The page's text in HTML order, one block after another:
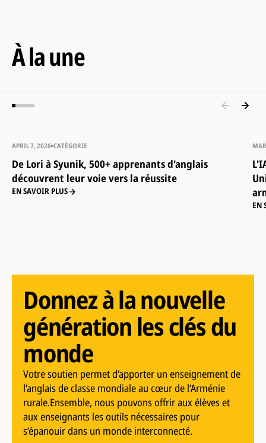
À la une
APRIL 7, 2026 CATÉGORIE
De Lori à Syunik, 500+ apprenants d'anglais
découvrent leur voie vers la réussite
EN SAVOIR PLUS
EN
Donnez à la nouvelle
génération les clés du
monde
Votre soutien permet d’apporter un enseignement de
l’anglais de classe mondiale au cœur de l’Arménie
rurale.Ensemble, nous pouvons offrir aux élèves et
aux enseignants les outils nécessaires pour
s’épanouir dans un monde interconnecté.